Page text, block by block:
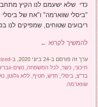
כדי שלא ישעמם לנו הקיץ
"ביסלי שווארמה" ו"אח של
ריבועים שטוחים, שמפיקים לנו
להמשיך לקרוא ←
ערך זה פורסם ב-24 ביוני 2020, ב-
תיכוני
כשר ,לכל המשפחה ,נשים-
בד"צ ביסלי ,חדש ,חטיף ,ללא גלוטן ,
שווארמה